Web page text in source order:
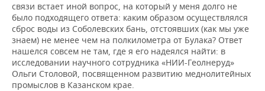
связи встает иной вопрос, на который у меня долго не
было подходящего ответа: каким образом осуществлялся
сброс воды из Соболевских бань, отстоявших (как мы уже
знаем) не менее чем на полкилометра от Булака? Ответ
нашелся совсем не там, где я его надеялся найти: в
исследовании научного сотрудника «НИИ-Геолнеруд»
Ольги Столовой, посвященном развитию меднолитейных
промыслов в Казанском крае.